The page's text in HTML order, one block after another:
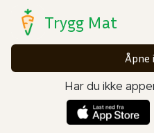
Trygg Mat
Åpne
Har du ikke